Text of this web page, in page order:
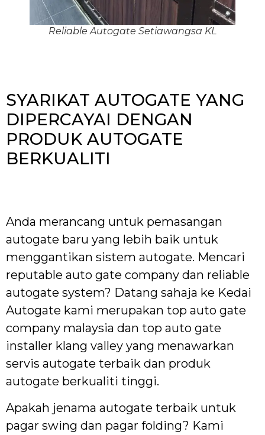
Reliable Autogate Setiawangsa KL
SYARIKAT AUTOGATE YANG
DIPERCAYAI DENGAN
PRODUK AUTOGATE
BERKUALITI
Anda merancang untuk pemasangan
autogate baru yang lebih baik untuk
menggantikan sistem autogate. Mencari
reputable auto gate company dan reliable
autogate system? Datang sahaja ke Kedai
Autogate kami merupakan top auto gate
company malaysia dan top auto gate
installer klang valley yang menawarkan
servis autogate terbaik dan produk
autogate berkualiti tinggi.
Apakah jenama autogate terbaik untuk
pagar swing dan pagar folding? Kami